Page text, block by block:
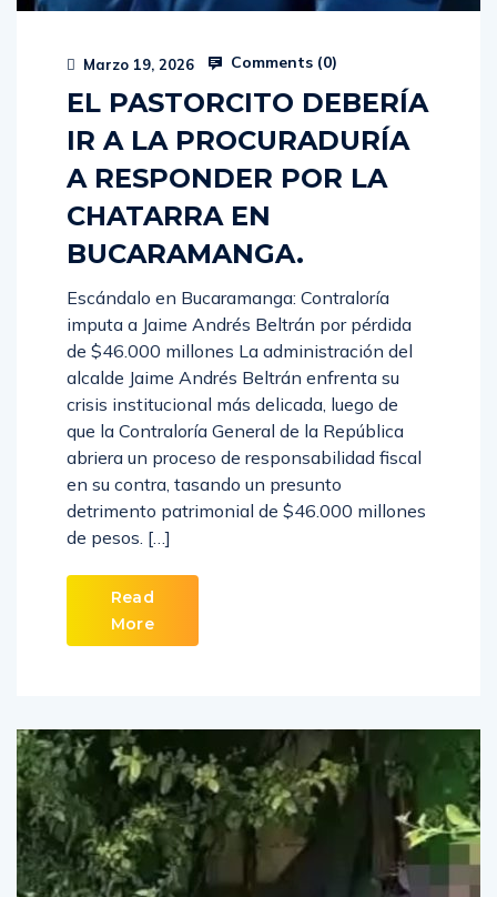
Marzo 19, 2026 Comments (0)
EL PASTORCITO DEBERÍA
IR A LA PROCURADURÍA
A RESPONDER POR LA
CHATARRA EN
BUCARAMANGA.
Escándalo en Bucaramanga: Contraloría
imputa a Jaime Andrés Beltrán por pérdida
de $46.000 millones La administración del
alcalde Jaime Andrés Beltrán enfrenta su
crisis institucional más delicada, luego de
que la Contraloría General de la República
abriera un proceso de responsabilidad fiscal
en su contra, tasando un presunto
detrimento patrimonial de $46.000 millones
de pesos. […]
Read
More